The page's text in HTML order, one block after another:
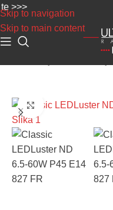
Skip to navigation
Skip to main content
Uvećaj sliku